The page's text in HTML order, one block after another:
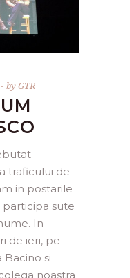
byGTR
traficului de
in postarile
sute
In
de ieri, pe
Bacino si
noastra